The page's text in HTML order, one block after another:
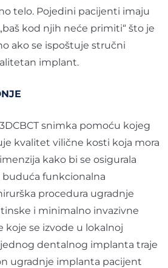
telo. Pojedini pacijenti imaju
kod njih neće primiti“ što je
ako se ispoštuje stručni
implant.
snimka pomoću kojeg
kvalitet vilične kosti koja mora
kako bi se osigurala
funkcionalna
procedura ugradnje
i minimalno invazivne
koje se izvode u lokalnoj
dentalnog implanta traje
ugradnje implanta pacijent